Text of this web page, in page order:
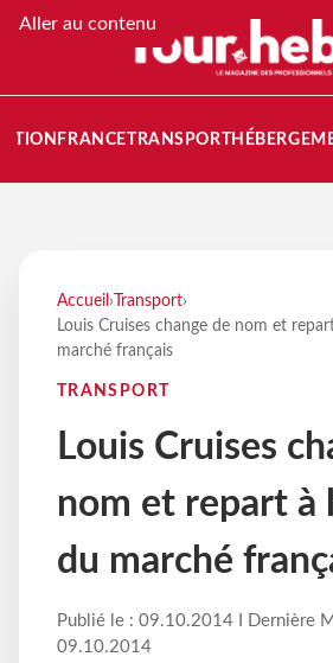
Aller au contenu
FRANCETRANSPORT
Accueil › Transport›
Louis Cruises change de nom et
marché français
TRANSPORT
Louis Cruises
nom et repart à
du marché
Publié le : 09.10.2014 I Dernière
09.10.2014